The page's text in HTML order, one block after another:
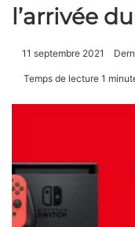
l’arrivée
11 septembre 2021
Temps de lecture 1